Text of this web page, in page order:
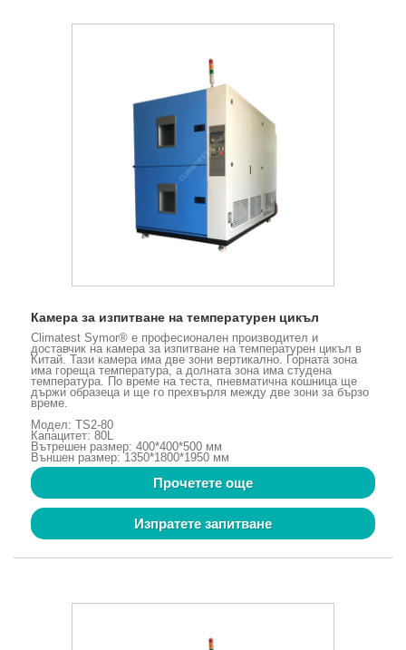
Камера за изпитване на температурен цикъл
Climatest Symor® е професионален производител и
доставчик на камера за изпитване на температурен цикъл в
Китай. Тази камера има две зони вертикално. Горната зона
има гореща температура, а долната зона има студена
температура. По време на теста, пневматична кошница ще
държи образеца и ще го прехвърля между две зони за бързо
време.
Модел: TS2-80
Капацитет: 80L
Вътрешен размер: 400*400*500 мм
Външен размер: 1350*1800*1950 мм
Прочетете още
Изпратете запитване